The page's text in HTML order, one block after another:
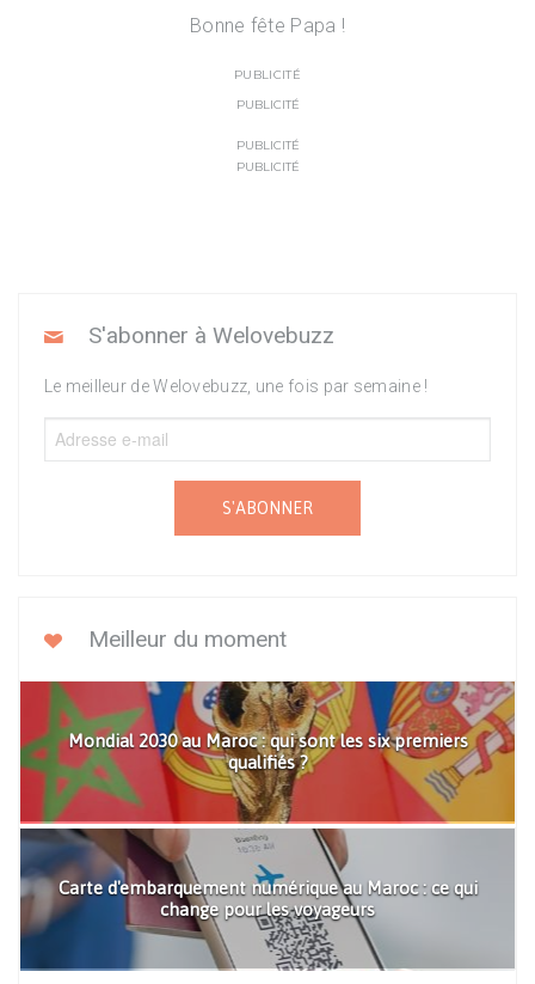
Bonne fête Papa !
PUBLICITÉ
PUBLICITÉ
PUBLICITÉ
PUBLICITÉ
S'abonner à Welovebuzz
Le meilleur de Welovebuzz, une fois par semaine !
S'ABONNER
Meilleur du moment
Mondial 2030 au Maroc : qui sont les six premiers
qualifiés ?
Carte d'embarquement numérique au Maroc : ce qui
change pour les voyageurs